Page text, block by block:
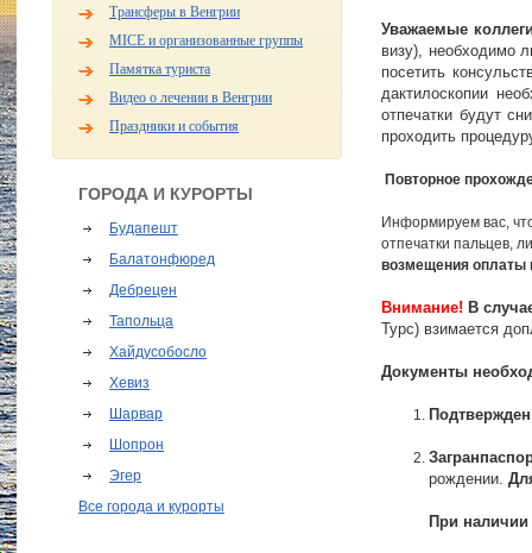
Трансферы в Венгрии
MICE и организованные группы
Памятка туриста
Видео о лечении в Венгрии
Праздники и события
ГОРОДА И КУРОРТЫ
Будапешт
Балатонфюред
Дебрецен
Тапольца
Хайдусобосло
Хевиз
Шарвар
Шопрон
Эгер
Все города и курорты
Уважаемые
визу), необходимо
посетить
дактилоскопии
отпечатки будут
проходить
Повторное
Информируем вас,
отпечатки пальцев,
возмещения оплаты
Внимание! В
Турс) взимается
Документы
рождении.
При наличии